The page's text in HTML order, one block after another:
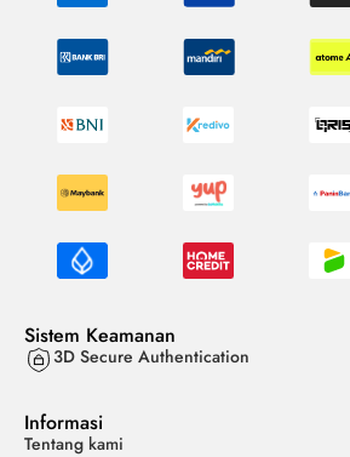
Sistem Keamanan
3D Secure Authentication
Informasi
Tentang kami